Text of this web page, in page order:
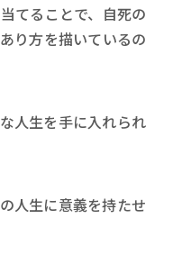
てることで、自死の
り方を描いているの
人生を手に入れられ
人生に意義を持たせ